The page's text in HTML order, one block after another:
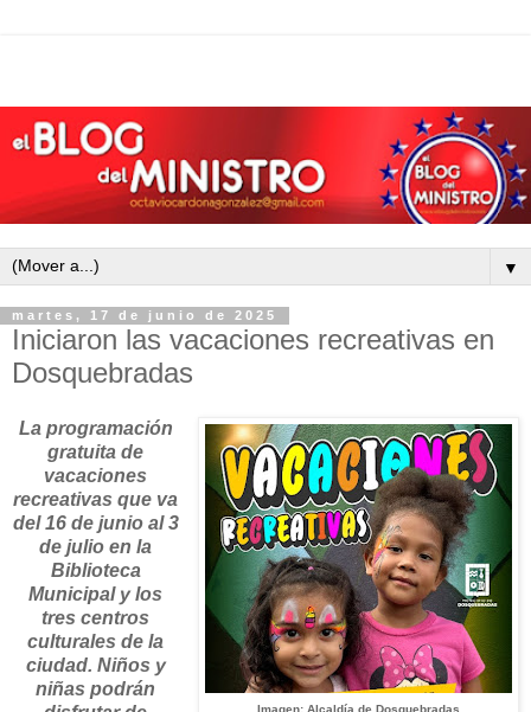
▼
martes, 17 de junio de 2025
Iniciaron las vacaciones recreativas en
Dosquebradas
Imagen: Alcaldía de Dosquebradas
La programación
gratuita de
vacaciones
recreativas que va
del 16 de junio al 3
de julio en la
Biblioteca
Municipal y los
tres centros
culturales de la
ciudad. Niños y
niñas podrán